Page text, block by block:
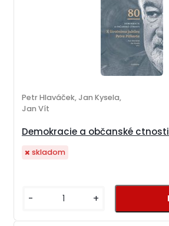
Demokracie a občanské ctnosti
Petr Hlaváček, Jan Kysela,
Jan Vít
skladom
- +